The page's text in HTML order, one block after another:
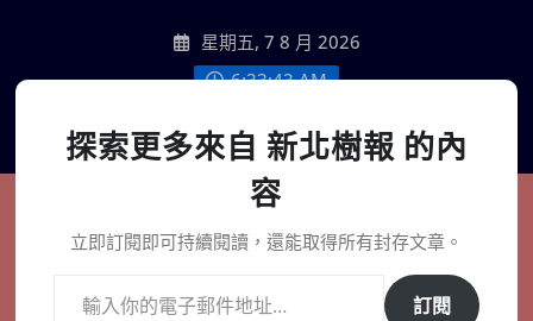
content
星期五, 7 8 月 2026
6:33:44 AM
聯絡我們
新北樹報
在地、記憶、連結、創生
探索更多來自 新北樹報 的內
容
立即訂閱即可持續閱讀，還能取得所有封存文章。
訂閱